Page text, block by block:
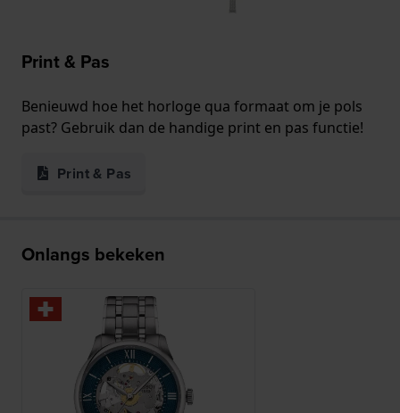
Print & Pas
Benieuwd hoe het horloge qua formaat om je pols
past? Gebruik dan de handige print en pas functie!
Print & Pas
Onlangs bekeken